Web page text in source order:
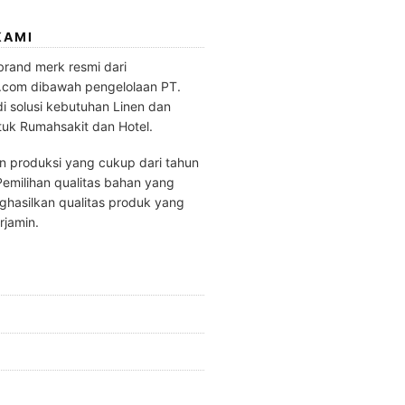
merk resmi dari
dibawah pengelolaan PT.
solusi kebutuhan Linen dan
Rumahsakit dan Hotel.
produksi yang cukup dari tahun
qualitas bahan yang
qualitas produk yang